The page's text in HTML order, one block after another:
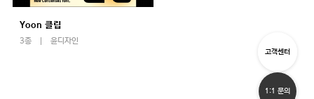
Yoon 클립
3종 윤디자인
고객센터
1:1 문의